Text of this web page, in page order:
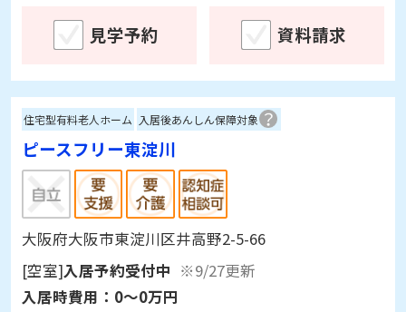
住宅型有料老人ホーム 入居後あんしん保障対象
ピースフリー東淀川
大阪府大阪市東淀川区井高野2-5-66
[空室]入居予約受付中 ※9/27更新
入居時費用：0～0万円
月額利用料： 10.9～10.9万円